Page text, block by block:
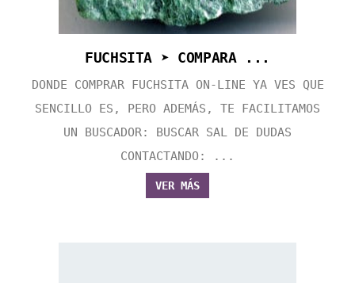
FUCHSITA ➤ COMPARA ...
DONDE COMPRAR FUCHSITA ON-LINE YA VES QUE
SENCILLO ES, PERO ADEMÁS, TE FACILITAMOS
UN BUSCADOR: BUSCAR SAL DE DUDAS
CONTACTANDO: ...
VER MÁS